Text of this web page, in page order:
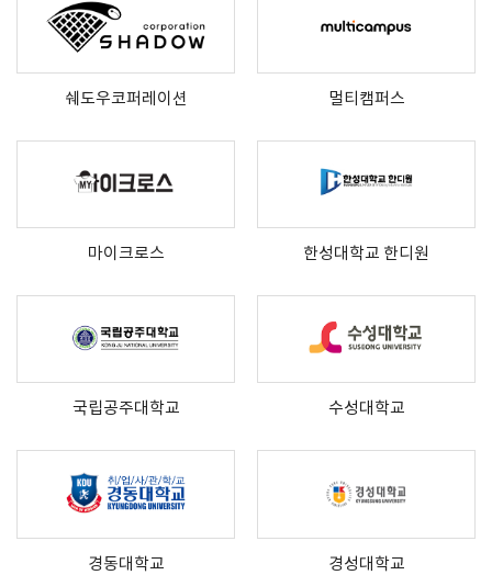
쉐도우코퍼레이션 멀티캠퍼스
마이크로스 한성대학교 한디원
국립공주대학교 수성대학교
경동대학교 경성대학교